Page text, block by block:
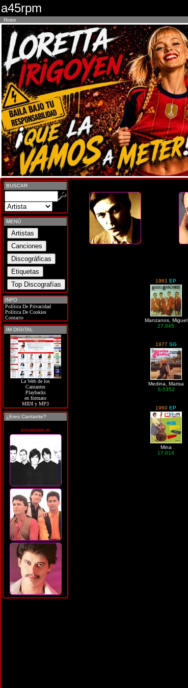
a45rpm
Home
BUSCAR
MENÚ
INFO
Política De Privacidad
Política De Cookies
Contacto
IM DIGITAL
La Web de los
Cantantes
Playbacks
en formato
MIDI y MP3
¿Eres Cantante?
soycantante.es
1961 EP
Manzanos, Miguel
27.045
1977 SG
Medina, Marisa
S-5352
1960 EP
Mina
17.014